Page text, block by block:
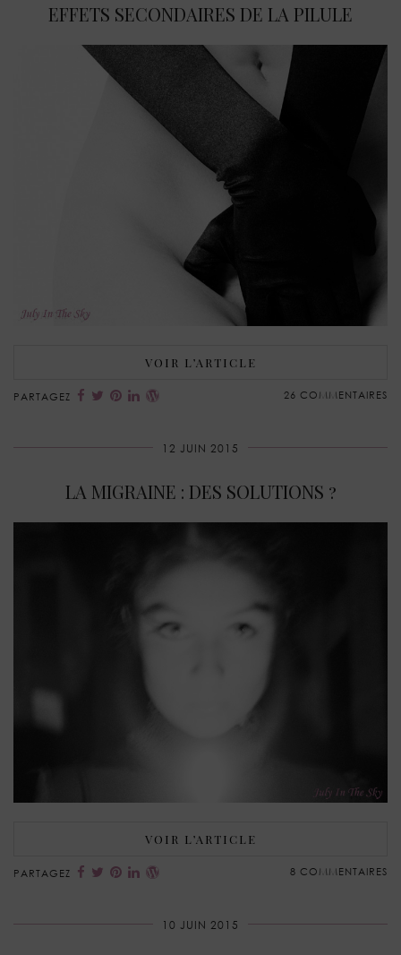
EFFETS SECONDAIRES DE LA PILULE
VOIR L’ARTICLE
PARTAGEZ 26 COMMENTAIRES
12 JUIN 2015
LA MIGRAINE : DES SOLUTIONS ?
VOIR L’ARTICLE
PARTAGEZ 8 COMMENTAIRES
10 JUIN 2015